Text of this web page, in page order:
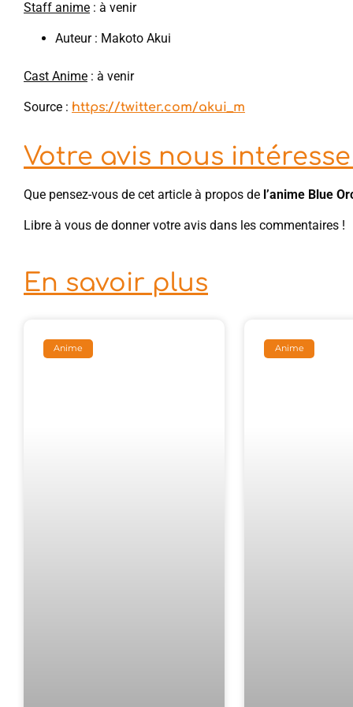
Staff anime : à venir
Auteur : Makoto Akui
Cast Anime : à venir
Source : https://twitter.com/akui_m
Votre avis nous intéresse
Que pensez-vous de cet article à propos de l’anime Blue
Libre à vous de donner votre avis dans les commentaires !
En savoir plus
Anime Anime